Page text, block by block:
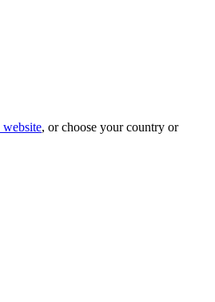
, or choose your country or